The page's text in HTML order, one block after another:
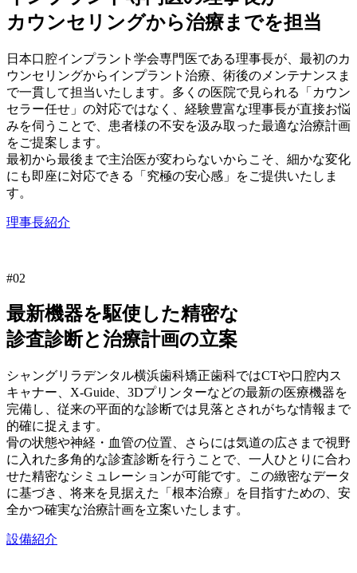
カウンセリングから治療までを担当
日本口腔インプラント学会専門医である理事長が、最初のカ
ウンセリングからインプラント治療、術後のメンテナンスま
で一貫して担当いたします。多くの医院で見られる「カウン
セラー任せ」の対応ではなく、経験豊富な理事長が直接お悩
みを伺うことで、患者様の不安を汲み取った最適な治療計画
をご提案します。
最初から最後まで主治医が変わらないからこそ、細かな変化
にも即座に対応できる「究極の安心感」をご提供いたしま
す。
理事長紹介
#02
最新機器を駆使した精密な
診査診断と治療計画の立案
シャングリラデンタル横浜歯科矯正歯科ではCTや口腔内ス
キャナー、X-Guide、3Dプリンターなどの最新の医療機器を
完備し、従来の平面的な診断では見落とされがちな情報まで
的確に捉えます。
骨の状態や神経・血管の位置、さらには気道の広さまで視野
に入れた多角的な診査診断を行うことで、一人ひとりに合わ
せた精密なシミュレーションが可能です。この緻密なデータ
に基づき、将来を見据えた「根本治療」を目指すための、安
全かつ確実な治療計画を立案いたします。
設備紹介